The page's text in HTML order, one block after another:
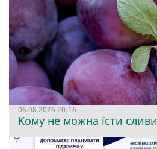
06.08.2026 20:16
Кому не можна їсти сливи